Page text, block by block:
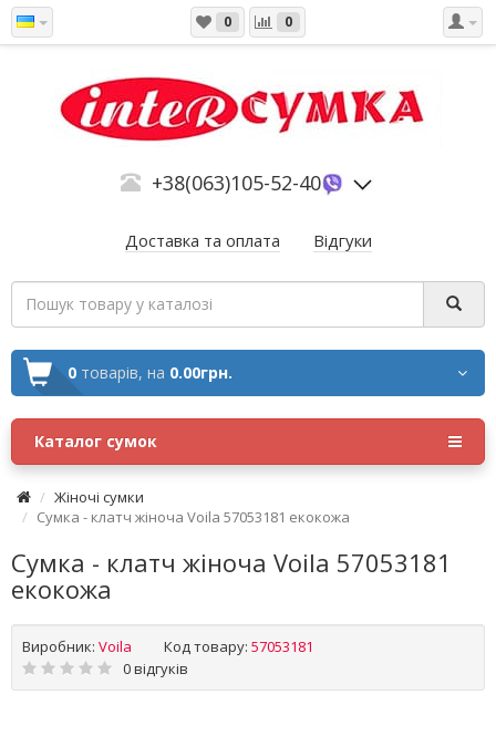
0 0
+38(063)105-52-40
Доставка та оплата Відгуки
0 товарів, на 0.00грн.
Каталог сумок
Жіночі сумки
Сумка - клатч жіноча Voila 57053181 екокожа
Сумка - клатч жіноча Voila 57053181
екокожа
Виробник: Voila Код товару: 57053181
0 відгуків